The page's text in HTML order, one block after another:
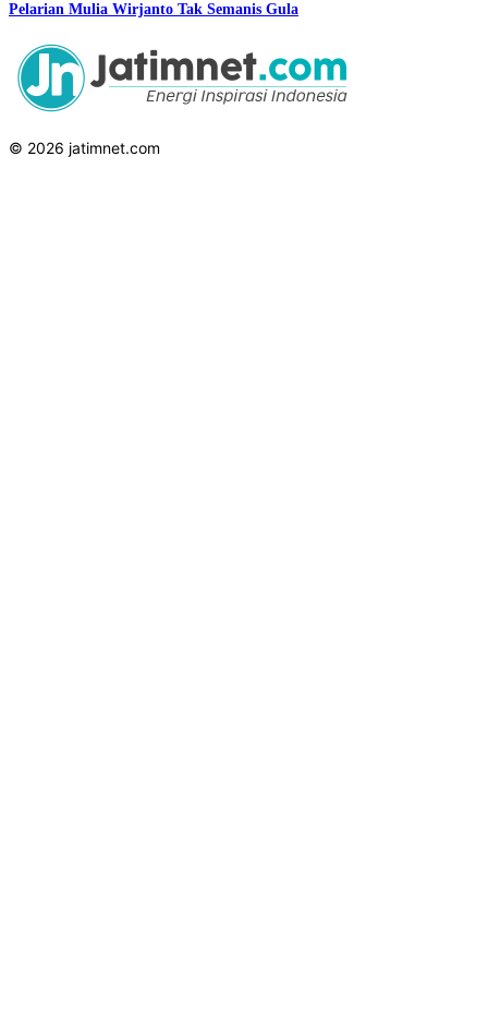
Pelarian Mulia Wirjanto Tak Semanis Gula
© 2026 jatimnet.com